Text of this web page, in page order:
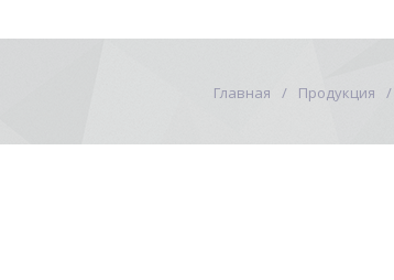
Главная Продукция